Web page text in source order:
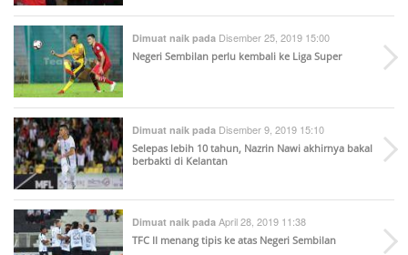
Dimuat naik pada Disember 25, 2019 15:00
Negeri Sembilan perlu kembali ke Liga Super
Dimuat naik pada Disember 9, 2019 15:10
Selepas lebih 10 tahun, Nazrin Nawi akhirnya bakal
berbakti di Kelantan
Dimuat naik pada April 28, 2019 11:38
TFC II menang tipis ke atas Negeri Sembilan